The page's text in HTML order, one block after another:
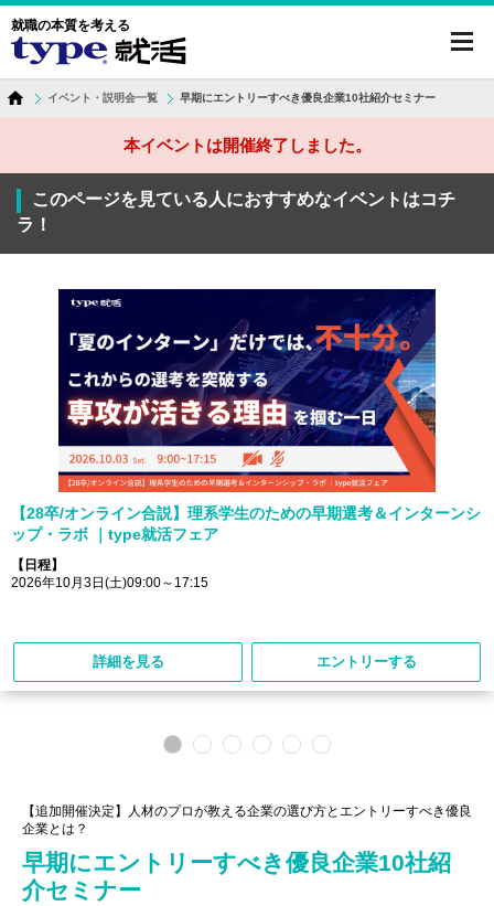
就職の本質を考える
イベント・説明会一覧 早期にエントリーすべき優良企業10社紹介セミナー
本イベントは開催終了しました。
このページを見ている人におすすめなイベントはコチ
ラ！
【28卒/オンライン合説】理系学生のための早期選考＆インターンシ
ップ・ラボ ｜type就活フェア
【日程】
2026年10月3日(土)09:00～17:15
詳細を見る エントリーする
【追加開催決定】人材のプロが教える企業の選び方とエントリーすべき優良
企業とは？
早期にエントリーすべき優良企業10社紹
介セミナー